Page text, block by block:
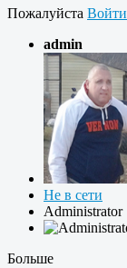
Пожалуйста Войти
admin
Не в сети
Administrator
Больше